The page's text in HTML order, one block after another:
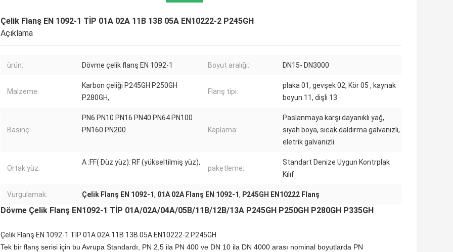
Çelik Flanş EN 1092-1 TİP 01A 02A 11B 13B 05A EN10222-2 P245GH
Açıklama
ürün: Dövme çelik flanş EN 1092-1 Boyut aralığı: DN15- DN3000
Malzeme:
Karbon çeliği P245GH P250GH
P280GH,
Flanş tipi:
plaka 01, gevşek 02, Kör 05 , kaynak
boyun 11, dişli 13
Basınç:
PN6 PN10 PN16 PN40 PN64 PN100
PN160 PN200
Kaplama:
Paslanmaya karşı dayanıklı yağ,
siyah boya, sıcak daldırma galvanizli,
eletrik galvanizli
Ortak yüz:
A :FF( Düz yüz): RF (yükseltilmiş yüz),
paketleme:
Standart Denize Uygun Kontrplak
Kılıf
Vurgulamak: Çelik Flanş EN 1092-1, 01A 02A Flanş EN 1092-1, P245GH EN10222 Flanş
Dövme Çelik Flanş EN1092-1 TİP 01A/02A/04A/05B/11B/12B/13A P245GH P250GH P280GH P335GH
Çelik Flanş EN 1092-1 TİP 01A 02A 11B 13B 05A EN10222-2 P245GH
Tek bir flanş serisi için bu Avrupa Standardı, PN 2,5 ila PN 400 ve DN 10 ila DN 4000 arası nominal boyutlarda PN